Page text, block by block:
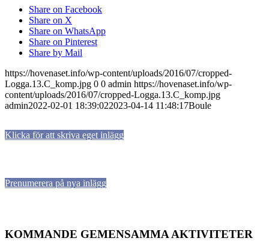
Share on Facebook
Share on X
Share on WhatsApp
Share on Pinterest
Share by Mail
https://hovenaset.info/wp-content/uploads/2016/07/cropped-
Logga.13.C_komp.jpg 0 0 admin https://hovenaset.info/wp-
content/uploads/2016/07/cropped-Logga.13.C_komp.jpg
admin2022-02-01 18:39:022023-04-14 11:48:17Boule
Klicka för att skriva eget inlägg
Prenumerera på nya inlägg
KOMMANDE GEMENSAMMA AKTIVITETER